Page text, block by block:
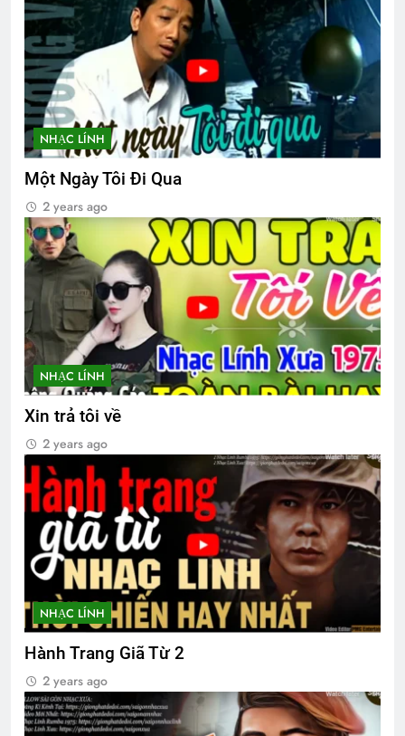
Thăm NT Phạm Dương Đạt K17
2 Years Ago
YÊU EM …
3 Years Ago
Cao Nguyên 1973
2 Years Ago
Nam Việt Nam 1967
2 Years Ago
Mừng ĐHĐKVBTC 2024
3 Years Ago
CŨNG BỞI EM MẶC CHIẾC ÁO BÀ BA
3 Years Ago
KẺ ĂN MÀY TRONG TÔI (Rabindranath
Tagore)
3 Years Ago
SỰ THẬT BỊ CHE GIẤU (Rabindranath
Tagore)
3 Years Ago
NHẠC LÍNH
Một Ngày Tôi Đi Qua
2 years ago
NHẠC LÍNH
Xin trả tôi về
2 years ago
NHẠC LÍNH
Hành Trang Giã Từ 2
2 years ago